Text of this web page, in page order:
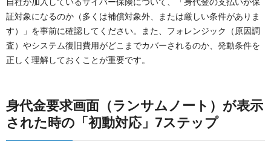
自社が加入しているサイバー保険について、「身代金の支払いが保
証対象になるのか（多くは補償対象外、または厳しい条件がありま
す）」を事前に確認してください。また、フォレンジック（原因調
査）やシステム復旧費用がどこまでカバーされるのか、発動条件を
正しく理解しておくことが重要です。
身代金要求画面（ランサムノート）が表示
された時の「初動対応」7ステップ